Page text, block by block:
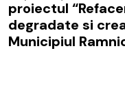
proiectul
degradate si
Municipiul